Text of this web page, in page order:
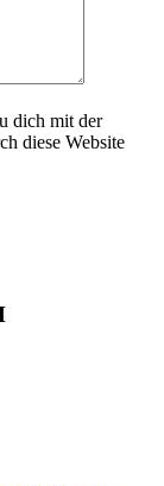
dich mit der
diese Website